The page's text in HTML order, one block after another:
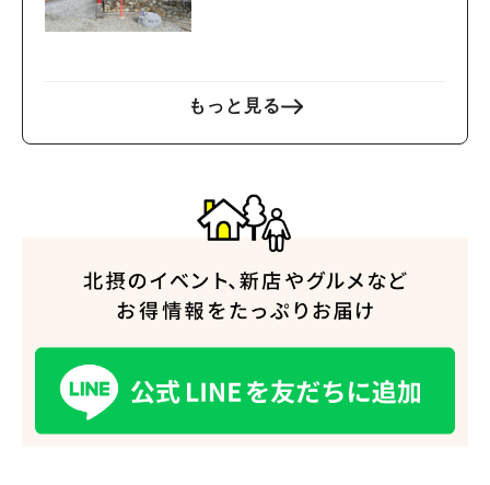
もっと見る
#今週どこいく？ #自然とふれあう#ランチ#カフェ #まとめ
#教えたい／教えて投稿記事
#あなたはどっち？